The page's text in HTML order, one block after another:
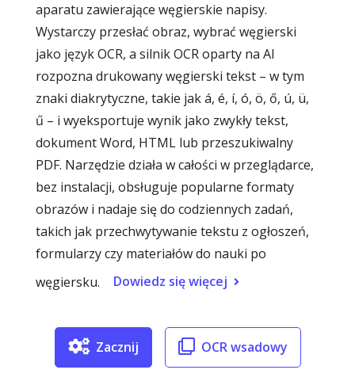
aparatu zawierające węgierskie napisy.
Wystarczy przesłać obraz, wybrać węgierski
jako język OCR, a silnik OCR oparty na AI
rozpozna drukowany węgierski tekst – w tym
znaki diakrytyczne, takie jak á, é, í, ó, ö, ő, ú, ü,
ű – i wyeksportuje wynik jako zwykły tekst,
dokument Word, HTML lub przeszukiwalny
PDF. Narzędzie działa w całości w przeglądarce,
bez instalacji, obsługuje popularne formaty
obrazów i nadaje się do codziennych zadań,
takich jak przechwytywanie tekstu z ogłoszeń,
formularzy czy materiałów do nauki po
węgiersku.
Dowiedz się więcej
Zacznij OCR wsadowy